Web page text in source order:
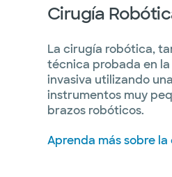
Medicina y Cirugía
Oncología Quirúrgica
Cirugia de trasplante
Cirugía
La cirugía robótica,
técnica probada en
invasiva utilizando
instrumentos muy
brazos robóticos.
Aprenda más sobre